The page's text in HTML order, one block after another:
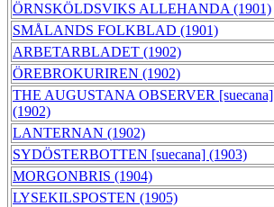
ÖRNSKÖLDSVIKS ALLEHANDA (1901)
SMÅLANDS FOLKBLAD (1901)
ARBETARBLADET (1902)
ÖREBROKURIREN (1902)
THE AUGUSTANA OBSERVER [suecana]
(1902)
LANTERNAN (1902)
SYDÖSTERBOTTEN [suecana] (1903)
MORGONBRIS (1904)
LYSEKILSPOSTEN (1905)